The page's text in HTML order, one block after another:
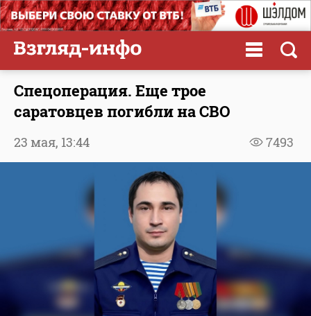
Спецоперация. Еще трое
саратовцев погибли на СВО
7493
23 мая, 13:44